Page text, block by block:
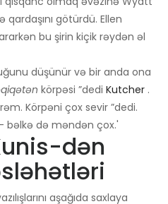
götürdü. Ellen
bu şirin kiçik rəydən əl
düşünür və bir anda ona
körpəsi ”dedi Kutcher .
Körpəni çox sevir ”dedi.
bəlkə də məndən çox.'
dən
aşağıda saxlaya